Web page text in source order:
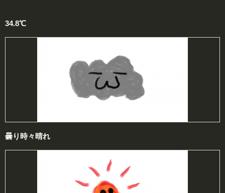
34.8℃
曇り時々晴れ